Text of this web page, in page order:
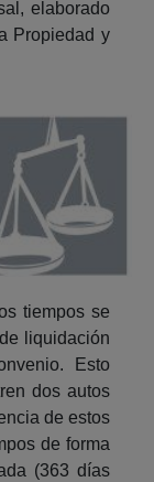
elaborado
Propiedad y
tiempos se
liquidación
Esto
dos autos
de estos
de forma
(363 días